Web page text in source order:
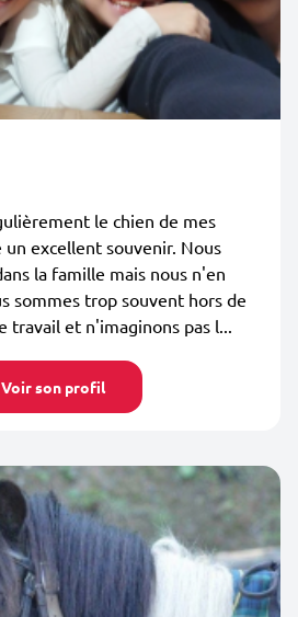
le chien de mes
excellent souvenir. Nous
la famille mais nous n'en
sommes trop souvent hors de
travail et n'imaginons pas l...
Voir son profil